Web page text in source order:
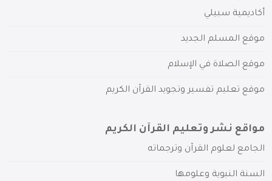
أكاديمية سبيلي
موقع المسلم الجديد
موقع الصلاة في الإسلام
موقع تعليم تفسير وتجويد القرآن الكريم
مواقع نشر وتعليم القرآن الكريم
الجامع لعلوم القرآن وترجماته
السنة النبوية وعلومها